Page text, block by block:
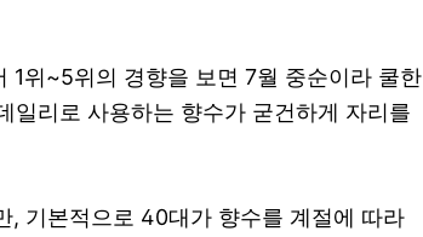
위~5위의 경향을 보면 7월 중순이라 쿨한
일리로 사용하는 향수가 굳건하게 자리를
, 기본적으로 40대가 향수를 계절에 따라